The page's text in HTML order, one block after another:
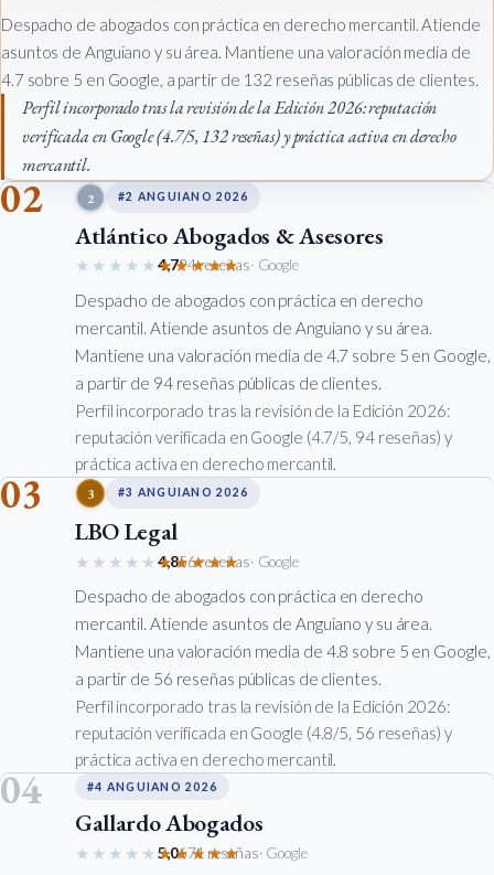
Despacho de abogados con práctica en derecho mercantil. Atiende
asuntos de Anguiano y su área. Mantiene una valoración media de
4.7 sobre 5 en Google, a partir de 132 reseñas públicas de clientes.
Perfil incorporado tras la revisión de la Edición 2026: reputación
verificada en Google (4.7/5, 132 reseñas) y práctica activa en derecho
mercantil.
02 2 #2 ANGUIANO 2026
Atlántico Abogados & Asesores
★★★★★★★★★★
4,794 reseñas· Google
Despacho de abogados con práctica en derecho
mercantil. Atiende asuntos de Anguiano y su área.
Mantiene una valoración media de 4.7 sobre 5 en Google,
a partir de 94 reseñas públicas de clientes.
Perfil incorporado tras la revisión de la Edición 2026:
reputación verificada en Google (4.7/5, 94 reseñas) y
práctica activa en derecho mercantil.
03 3 #3 ANGUIANO 2026
LBO Legal
★★★★★★★★★★
4,856 reseñas· Google
Despacho de abogados con práctica en derecho
mercantil. Atiende asuntos de Anguiano y su área.
Mantiene una valoración media de 4.8 sobre 5 en Google,
a partir de 56 reseñas públicas de clientes.
Perfil incorporado tras la revisión de la Edición 2026:
reputación verificada en Google (4.8/5, 56 reseñas) y
práctica activa en derecho mercantil.
04 #4 ANGUIANO 2026
Gallardo Abogados
★★★★★★★★★★
5,0671 reseñas· Google